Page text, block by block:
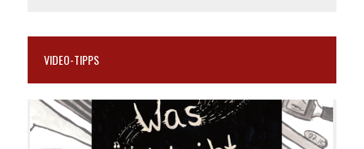
VIDEO-TIPPS